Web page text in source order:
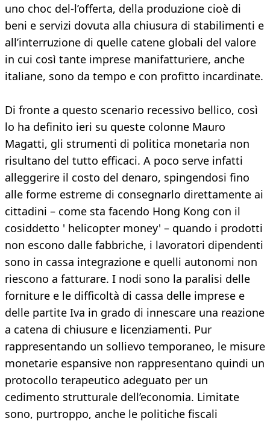
uno choc del-l’offerta, della produzione cioè di
beni e servizi dovuta alla chiusura di stabilimenti e
all’interruzione di quelle catene globali del valore
in cui così tante imprese manifatturiere, anche
italiane, sono da tempo e con profitto incardinate.
Di fronte a questo scenario recessivo bellico, così
lo ha definito ieri su queste colonne Mauro
Magatti, gli strumenti di politica monetaria non
risultano del tutto efficaci. A poco serve infatti
alleggerire il costo del denaro, spingendosi fino
alle forme estreme di consegnarlo direttamente ai
cittadini – come sta facendo Hong Kong con il
cosiddetto ' helicopter money' – quando i prodotti
non escono dalle fabbriche, i lavoratori dipendenti
sono in cassa integrazione e quelli autonomi non
riescono a fatturare. I nodi sono la paralisi delle
forniture e le difficoltà di cassa delle imprese e
delle partite Iva in grado di innescare una reazione
a catena di chiusure e licenziamenti. Pur
rappresentando un sollievo temporaneo, le misure
monetarie espansive non rappresentano quindi un
protocollo terapeutico adeguato per un
cedimento strutturale dell’economia. Limitate
sono, purtroppo, anche le politiche fiscali